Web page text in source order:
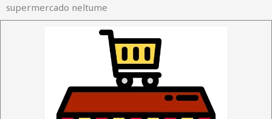
supermercado neltume